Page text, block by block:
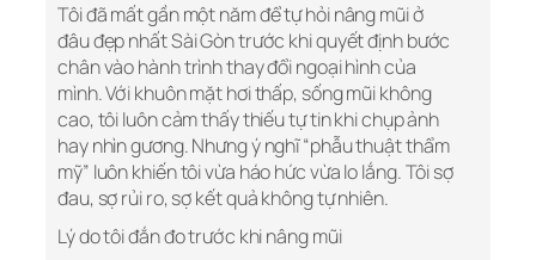
Tôi đã mất gần một năm để tự hỏi nâng mũi ở
đâu đẹp nhất Sài Gòn trước khi quyết định bước
chân vào hành trình thay đổi ngoại hình của
mình. Với khuôn mặt hơi thấp, sống mũi không
cao, tôi luôn cảm thấy thiếu tự tin khi chụp ảnh
hay nhìn gương. Nhưng ý nghĩ “phẫu thuật thẩm
mỹ” luôn khiến tôi vừa háo hức vừa lo lắng. Tôi sợ
đau, sợ rủi ro, sợ kết quả không tự nhiên.
Lý do tôi đắn đo trước khi nâng mũi